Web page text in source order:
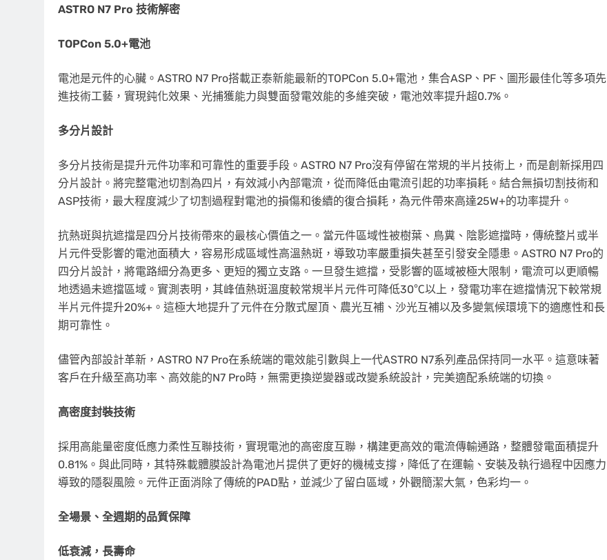
ASTRO N7 Pro 技術解密
TOPCon 5.0+電池
電池是元件的心臟。ASTRO N7 Pro搭載正泰新能最新的TOPCon 5.0+電池，集合ASP、PF、圖形最佳化等多項先
進技術工藝，實現鈍化效果、光捕獲能力與雙面發電效能的多維突破，電池效率提升超0.7%。
多分片設計
多分片技術是提升元件功率和可靠性的重要手段。ASTRO N7 Pro沒有停留在常規的半片技術上，而是創新採用四
分片設計。將完整電池切割為四片，有效減小內部電流，從而降低由電流引起的功率損耗。結合無損切割技術和
ASP技術，最大程度減少了切割過程對電池的損傷和後續的復合損耗，為元件帶來高達25W+的功率提升。
抗熱斑與抗遮擋是四分片技術帶來的最核心價值之一。當元件區域性被樹葉、鳥糞、陰影遮擋時，傳統整片或半
片元件受影響的電池面積大，容易形成區域性高溫熱斑，導致功率嚴重損失甚至引發安全隱患。ASTRO N7 Pro的
四分片設計，將電路細分為更多、更短的獨立支路。一旦發生遮擋，受影響的區域被極大限制，電流可以更順暢
地透過未遮擋區域。實測表明，其峰值熱斑溫度較常規半片元件可降低30℃以上，發電功率在遮擋情況下較常規
半片元件提升20%+。這極大地提升了元件在分散式屋頂、農光互補、沙光互補以及多變氣候環境下的適應性和長
期可靠性。
儘管內部設計革新，ASTRO N7 Pro在系統端的電效能引數與上一代ASTRO N7系列產品保持同一水平。這意味著
客戶在升級至高功率、高效能的N7 Pro時，無需更換逆變器或改變系統設計，完美適配系統端的切換。
高密度封裝技術
採用高能量密度低應力柔性互聯技術，實現電池的高密度互聯，構建更高效的電流傳輸通路，整體發電面積提升
0.81%。與此同時，其特殊載體膜設計為電池片提供了更好的機械支撐，降低了在運輸、安裝及執行過程中因應力
導致的隱裂風險。元件正面消除了傳統的PAD點，並減少了留白區域，外觀簡潔大氣，色彩均一。
全場景、全週期的品質保障
低衰減，長壽命